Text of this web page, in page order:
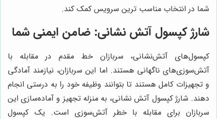
شما در انتخاب مناسب ترین سرویس کمک کند.
شارژ کپسول آتش نشانی: ضامن ایمنی شما
کپسول‌های آتش‌نشانی، سربازان خط مقدم در مقابله با
آتش‌سوزی‌های ناگهانی هستند. اما این سربازان، نیازمند آمادگی
و تجهیزات کامل هستند تا بتوانند وظیفه خود را به درستی انجام
دهند. شارژ کپسول آتش نشانی، به منزله تجهیز و آماده‌سازی این
سربازان برای مقابله با خطر آتش‌سوزی است. یک کپسول